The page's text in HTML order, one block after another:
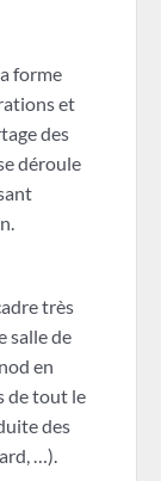
forme
et
des
déroule
très
salle de
en
de tout le
des
…).